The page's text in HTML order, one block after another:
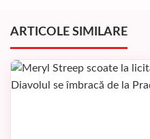
ARTICOLE SIMILARE